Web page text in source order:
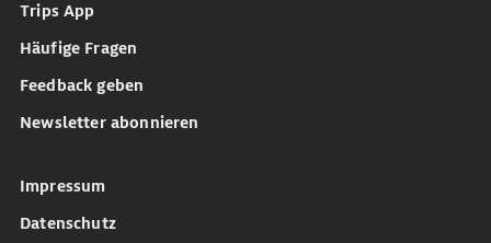
Trips App
Häufige Fragen
Feedback geben
Newsletter abonnieren
Impressum
Datenschutz